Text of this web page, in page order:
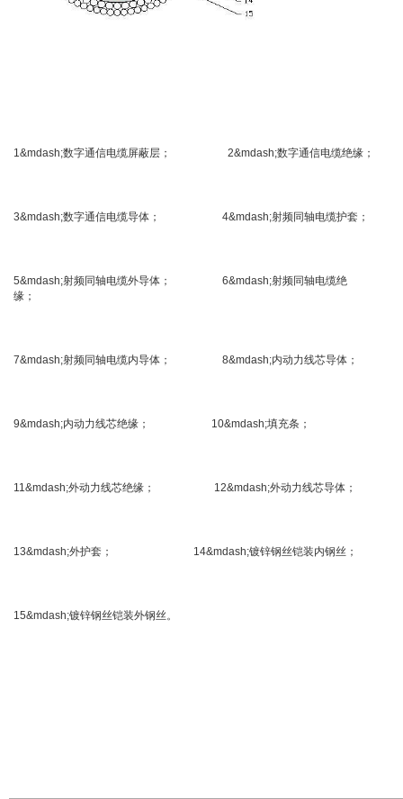
1&mdash;数字通信电缆屏蔽层； 2&mdash;数字通信电缆绝缘；
3&mdash;数字通信电缆导体； 4&mdash;射频同轴电缆护套；
5&mdash;射频同轴电缆外导体； 6&mdash;射频同轴电缆绝
缘；
7&mdash;射频同轴电缆内导体； 8&mdash;内动力线芯导体；
9&mdash;内动力线芯绝缘； 10&mdash;填充条；
11&mdash;外动力线芯绝缘； 12&mdash;外动力线芯导体；
13&mdash;外护套； 14&mdash;镀锌钢丝铠装内钢丝；
15&mdash;镀锌钢丝铠装外钢丝。